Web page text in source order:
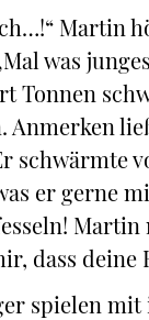
Martin
was
Tonnen
Anmerken
schwärmte
er gerne
dass
spielen